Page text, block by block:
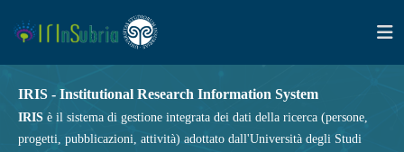
IRIS - Institutional Research Information System
IRIS è il sistema di gestione integrata dei dati della ricerca (persone,
progetti, pubblicazioni, attività) adottato dall'Università degli Studi